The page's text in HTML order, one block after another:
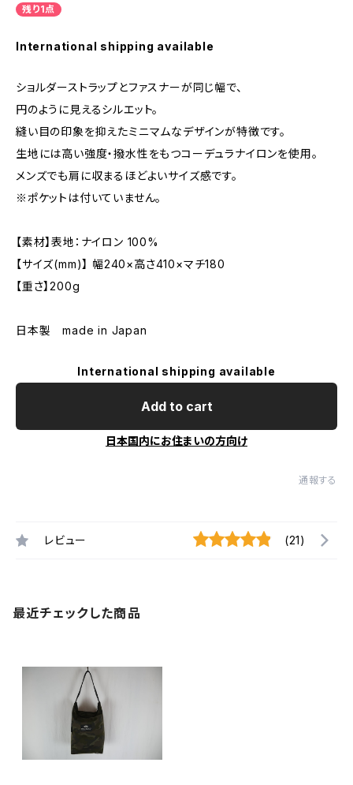
残り1点
International shipping available
ショルダーストラップとファスナーが同じ幅で、
円のように見えるシルエット。
縫い目の印象を抑えたミニマムなデザインが特徴です。
生地には高い強度・撥水性をもつコーデュラナイロンを使用。
メンズでも肩に収まるほどよいサイズ感です。
※ポケットは付いていません。
【素材】表地：ナイロン 100%
【サイズ(mm)】 幅240×高さ410×マチ180
【重さ】200g
日本製 made in Japan
International shipping available
Add to cart
日本国内にお住まいの方向け
通報する
レビュー (21)
最近チェックした商品